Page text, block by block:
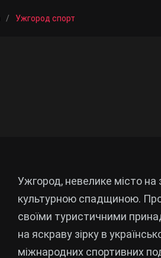
/ Ужгород спорт
Ужгород, невелике місто на
культурною спадщиною.
своїми туристичними
на яскраву зірку в
міжнародних спортивних